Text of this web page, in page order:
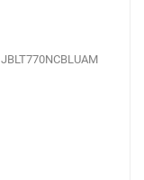
JBLT770NCBLUAM